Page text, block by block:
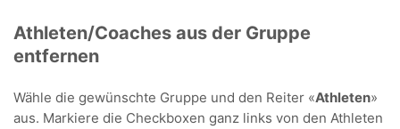
Athleten/Coaches aus der Gruppe
entfernen
Wähle die gewünschte Gruppe und den Reiter «Athleten»
aus. Markiere die Checkboxen ganz links von den Athleten